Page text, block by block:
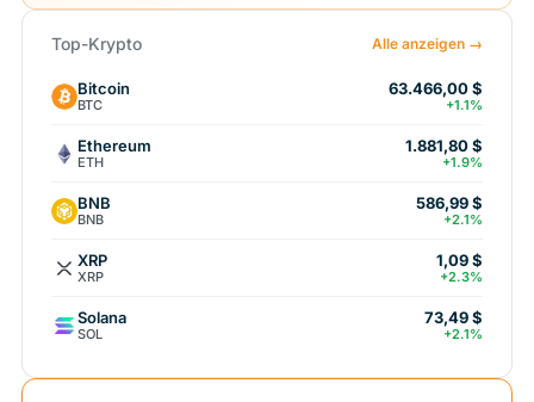
Top-Krypto Alle anzeigen →
Bitcoin
BTC
63.466,00 $
+1.1%
Ethereum
ETH
1.881,80 $
+1.9%
BNB
BNB
586,99 $
+2.1%
XRP
XRP
1,09 $
+2.3%
Solana
SOL
73,49 $
+2.1%